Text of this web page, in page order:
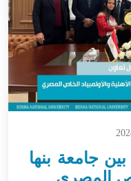
جامعة بنها
المصري